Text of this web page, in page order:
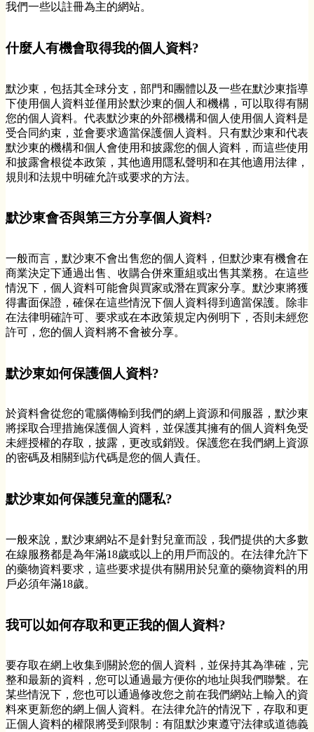
我們一些以註冊為主的網站。
什麼人有機會取得我的個人資料?
默沙東，包括其全球分支，部門和團體以及一些在默沙東指導
下使用個人資料並僅用於默沙東的個人和機構，可以取得有關
您的個人資料。代表默沙東的外部機構和個人使用個人資料是
受合同約束，並會要求適當保護個人資料。只有默沙東和代表
默沙東的機構和個人會使用和披露您的個人資料，而這些使用
和披露會根從本政策，其他適用隱私聲明和在其他適用法律，
規則和法規中明確允許或要求的方法。
默沙東會否與第三方分享個人資料?
一般而言，默沙東不會出售您的個人資料，但默沙東有機會在
商業決定下通過出售、收購合併來重組或出售其業務。在這些
情況下，個人資料可能會與買家或潛在買家分享。默沙東將獲
得書面保證，確保在這些情況下個人資料得到適當保護。除非
在法律明確許可、要求或在本政策規定內例明下，否則未經您
許可，您的個人資料將不會被分享。
默沙東如何保護個人資料?
於資料會從您的電腦傳輸到我們的網上資源和伺服器，默沙東
將採取合理措施保護個人資料，並保護其擁有的個人資料免受
未經授權的存取，披露，更改或銷毀。保護您在我們網上資源
的密碼及相關到訪代碼是您的個人責任。
默沙東如何保護兒童的隱私?
一般來說，默沙東網站不是針對兒童而設，我們提供的大多數
在線服務都是為年滿18歲或以上的用戶而設的。在法律允許下
的藥物資料要求，這些要求提供有關用於兒童的藥物資料的用
戶必須年滿18歲。
我可以如何存取和更正我的個人資料?
要存取在網上收集到關於您的個人資料，並保持其為準確，完
整和最新的資料，您可以通過最方便你的地址與我們聯繫。在
某些情況下，您也可以通過修改您之前在我們網站上輸入的資
料來更新您的網上個人資料。在法律允許的情況下，存取和更
正個人資料的權限將受到限制：有阻默沙東遵守法律或道德義